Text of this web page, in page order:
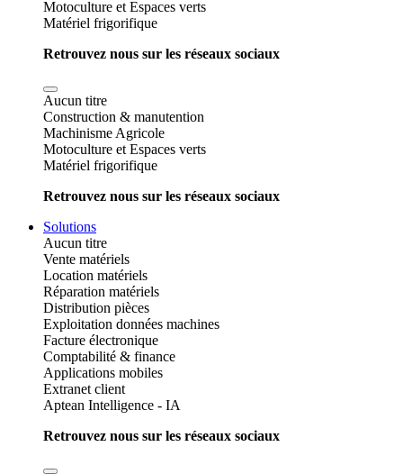
Motoculture et Espaces verts
Matériel frigorifique
Retrouvez nous sur les réseaux sociaux
Aucun titre
Construction & manutention
Machinisme Agricole
Motoculture et Espaces verts
Matériel frigorifique
Retrouvez nous sur les réseaux sociaux
Solutions
Aucun titre
Vente matériels
Location matériels
Réparation matériels
Distribution pièces
Exploitation données machines
Facture électronique
Comptabilité & finance
Applications mobiles
Extranet client
Aptean Intelligence - IA
Retrouvez nous sur les réseaux sociaux